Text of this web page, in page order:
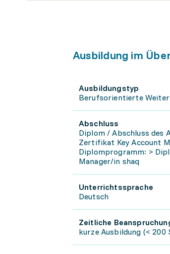
Ausbildung im
Ausbildungstyp
Berufsorientierte
Abschluss
Diplom / Abschluss des
Zertifikat Key Account
Diplomprogramm: >
Manager/in shaq
Unterrichtssprache
Deutsch
Zeitliche
kurze Ausbildung (<